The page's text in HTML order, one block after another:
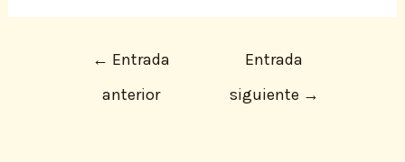
← Entrada
anterior
Entrada
siguiente →